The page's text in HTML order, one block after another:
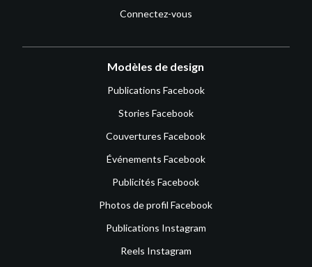
Connectez-vous
Modèles de design
Publications Facebook
Stories Facebook
Couvertures Facebook
Événements Facebook
Publicités Facebook
Photos de profil Facebook
Publications Instagram
Reels Instagram